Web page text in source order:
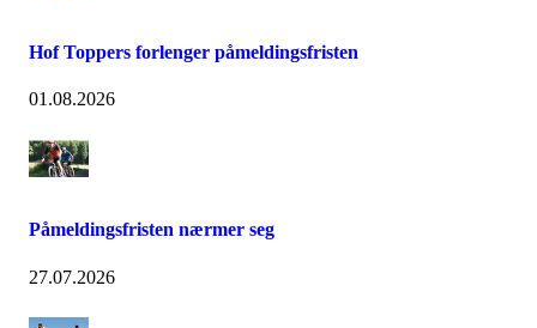
Hof Toppers forlenger påmeldingsfristen
01.08.2026
Påmeldingsfristen nærmer seg
27.07.2026